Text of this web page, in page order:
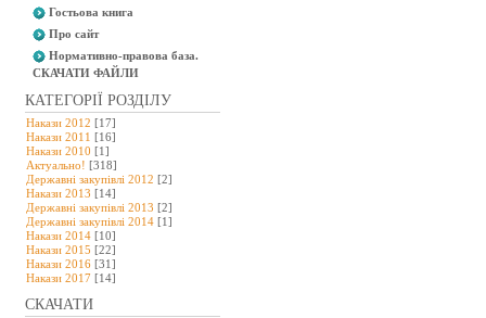
Гостьова книга
Про сайт
Нормативно-правова база.
СКАЧАТИ ФАЙЛИ
КАТЕГОРІЇ РОЗДІЛУ
Накази 2012 [17]
Накази 2011 [16]
Накази 2010 [1]
Актуально! [318]
Державні закупівлі 2012 [2]
Накази 2013 [14]
Державні закупівлі 2013 [2]
Державні закупівлі 2014 [1]
Накази 2014 [10]
Накази 2015 [22]
Накази 2016 [31]
Накази 2017 [14]
СКАЧАТИ